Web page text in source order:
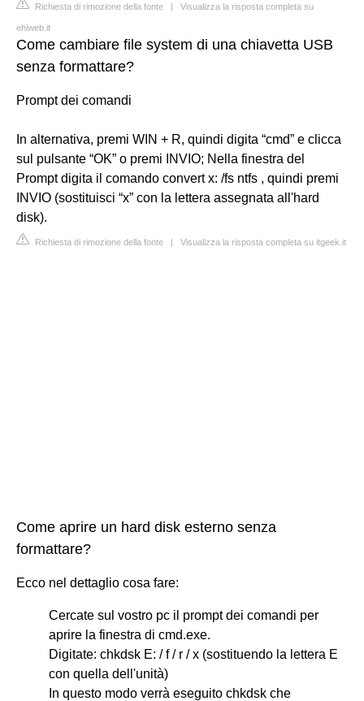
Richiesta di rimozione della fonte | Visualizza la risposta completa su
ehiweb.it
Come cambiare file system di una chiavetta USB
senza formattare?
Prompt dei comandi
In alternativa, premi WIN + R, quindi digita “cmd” e clicca
sul pulsante “OK” o premi INVIO; Nella finestra del
Prompt digita il comando convert x: /fs ntfs , quindi premi
INVIO (sostituisci “x” con la lettera assegnata all'hard
disk).
Richiesta di rimozione della fonte | Visualizza la risposta completa su itgeek.it
Come aprire un hard disk esterno senza
formattare?
Ecco nel dettaglio cosa fare:
Cercate sul vostro pc il prompt dei comandi per
aprire la finestra di cmd.exe.
Digitate: chkdsk E: / f / r / x (sostituendo la lettera E
con quella dell'unità)
In questo modo verrà eseguito chkdsk che